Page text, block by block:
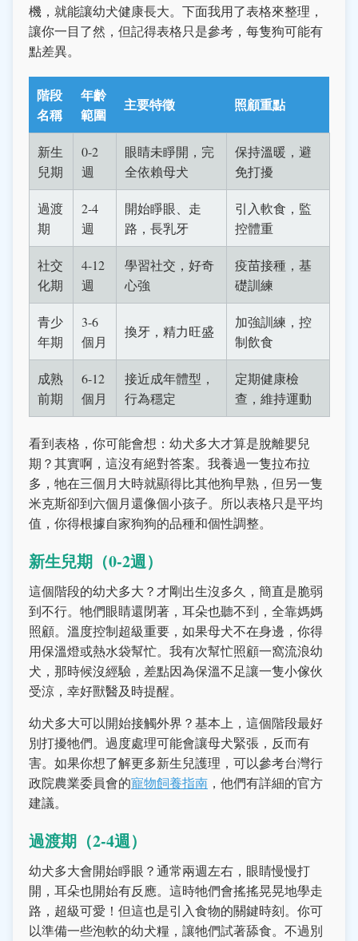
機，就能讓幼犬健康長大。下面我用了表格來整理，
讓你一目了然，但記得表格只是參考，每隻狗可能有
點差異。
階段
名稱
年齡
範圍
主要特徵 照顧重點
新生
兒期
0-2
週
眼睛未睜開，完
全依賴母犬
保持溫暖，避
免打擾
過渡
期
2-4
週
開始睜眼、走
路，長乳牙
引入軟食，監
控體重
社交
化期
4-12
週
學習社交，好奇
心強
疫苗接種，基
礎訓練
青少
年期
3-6
個月
換牙，精力旺盛
加強訓練，控
制飲食
成熟
前期
6-12
個月
接近成年體型，
行為穩定
定期健康檢
查，維持運動
看到表格，你可能會想：幼犬多大才算是脫離嬰兒
期？其實啊，這沒有絕對答案。我養過一隻拉布拉
多，牠在三個月大時就顯得比其他狗早熟，但另一隻
米克斯卻到六個月還像個小孩子。所以表格只是平均
值，你得根據自家狗狗的品種和個性調整。
新生兒期（0-2週）
這個階段的幼犬多大？才剛出生沒多久，簡直是脆弱
到不行。牠們眼睛還閉著，耳朵也聽不到，全靠媽媽
照顧。溫度控制超級重要，如果母犬不在身邊，你得
用保溫燈或熱水袋幫忙。我有次幫忙照顧一窩流浪幼
犬，那時候沒經驗，差點因為保溫不足讓一隻小傢伙
受涼，幸好獸醫及時提醒。
幼犬多大可以開始接觸外界？基本上，這個階段最好
別打擾牠們。過度處理可能會讓母犬緊張，反而有
害。如果你想了解更多新生兒護理，可以參考台灣行
政院農業委員會的寵物飼養指南 ，他們有詳細的官方
建議。
過渡期（2-4週）
幼犬多大會開始睜眼？通常兩週左右，眼睛慢慢打
開，耳朵也開始有反應。這時牠們會搖搖晃晃地學走
路，超級可愛！但這也是引入食物的關鍵時刻。你可
以準備一些泡軟的幼犬糧，讓牠們試著舔食。不過別